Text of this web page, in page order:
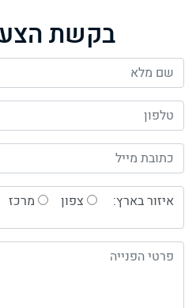
בקשת
איזור בארץ: צפון מרכז